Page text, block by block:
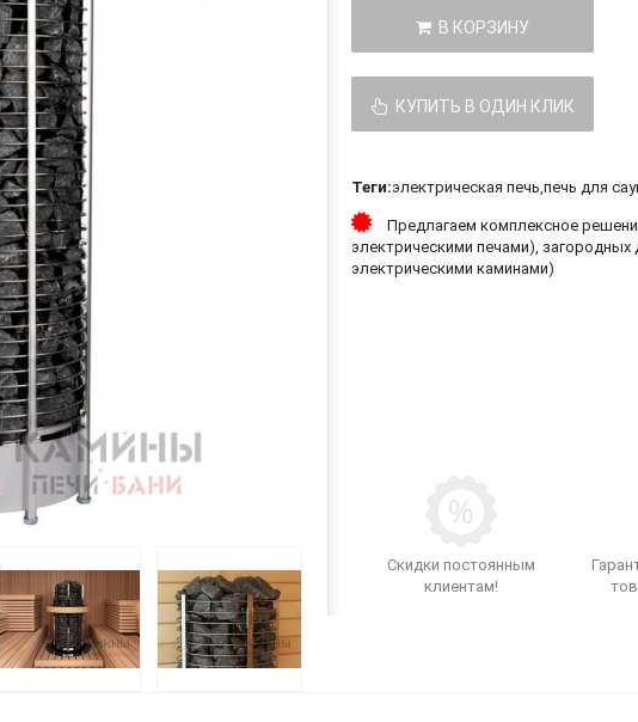
В КОРЗИНУ
КУПИТЬ В ОДИН КЛИК
Теги:электрическая печь,печь для
Скидки постоянным
клиентам!
Предлагаем комплексное
электрическими печами),
электрическими каминами)